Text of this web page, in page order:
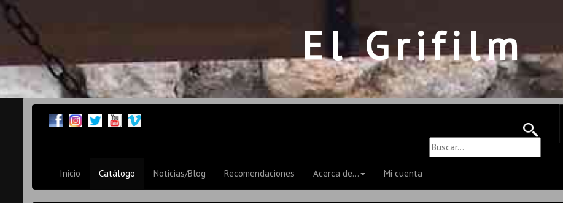
El Grifilm
Inicio Catálogo Noticias/Blog Recomendaciones Acerca de... Mi cuenta